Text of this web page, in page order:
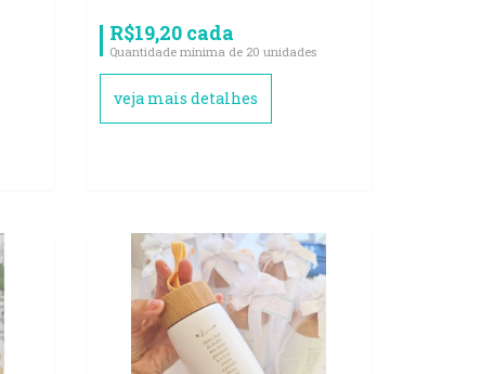
R$19,20 cada
Quantidade mínima de 20 unidades
veja mais detalhes